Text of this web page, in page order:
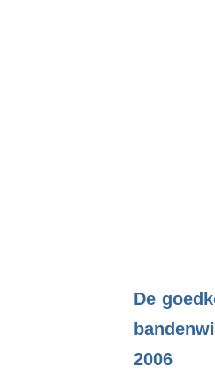
De
2006